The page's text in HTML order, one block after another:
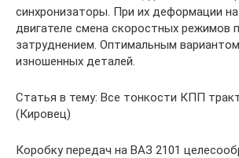
синхронизаторы. При их деформации
двигателе смена скоростных режимов
затруднением. Оптимальным
изношенных деталей.
Статья в тему: Все тонкости КПП
(Кировец)
Коробку передач на ВАЗ 2101